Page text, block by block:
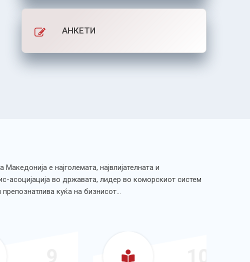
АНКЕТИ
е најголемата, највлијателната и
асоцијација во државата, лидер во коморскиот систем
препознатлива куќа на бизнисот…